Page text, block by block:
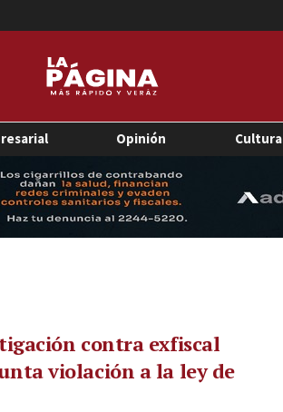
Opinión Cultura
contra exfiscal
violación a la ley de